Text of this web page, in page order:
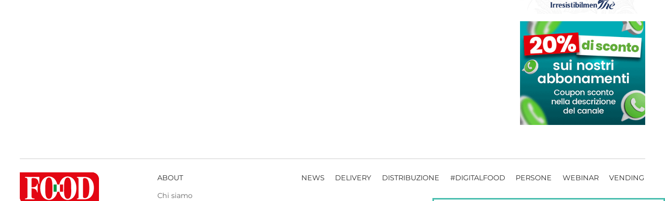
ABOUT
Chi siamo
NEWS DELIVERY DISTRIBUZIONE #DIGITALFOOD PERSONE WEBINAR VENDING